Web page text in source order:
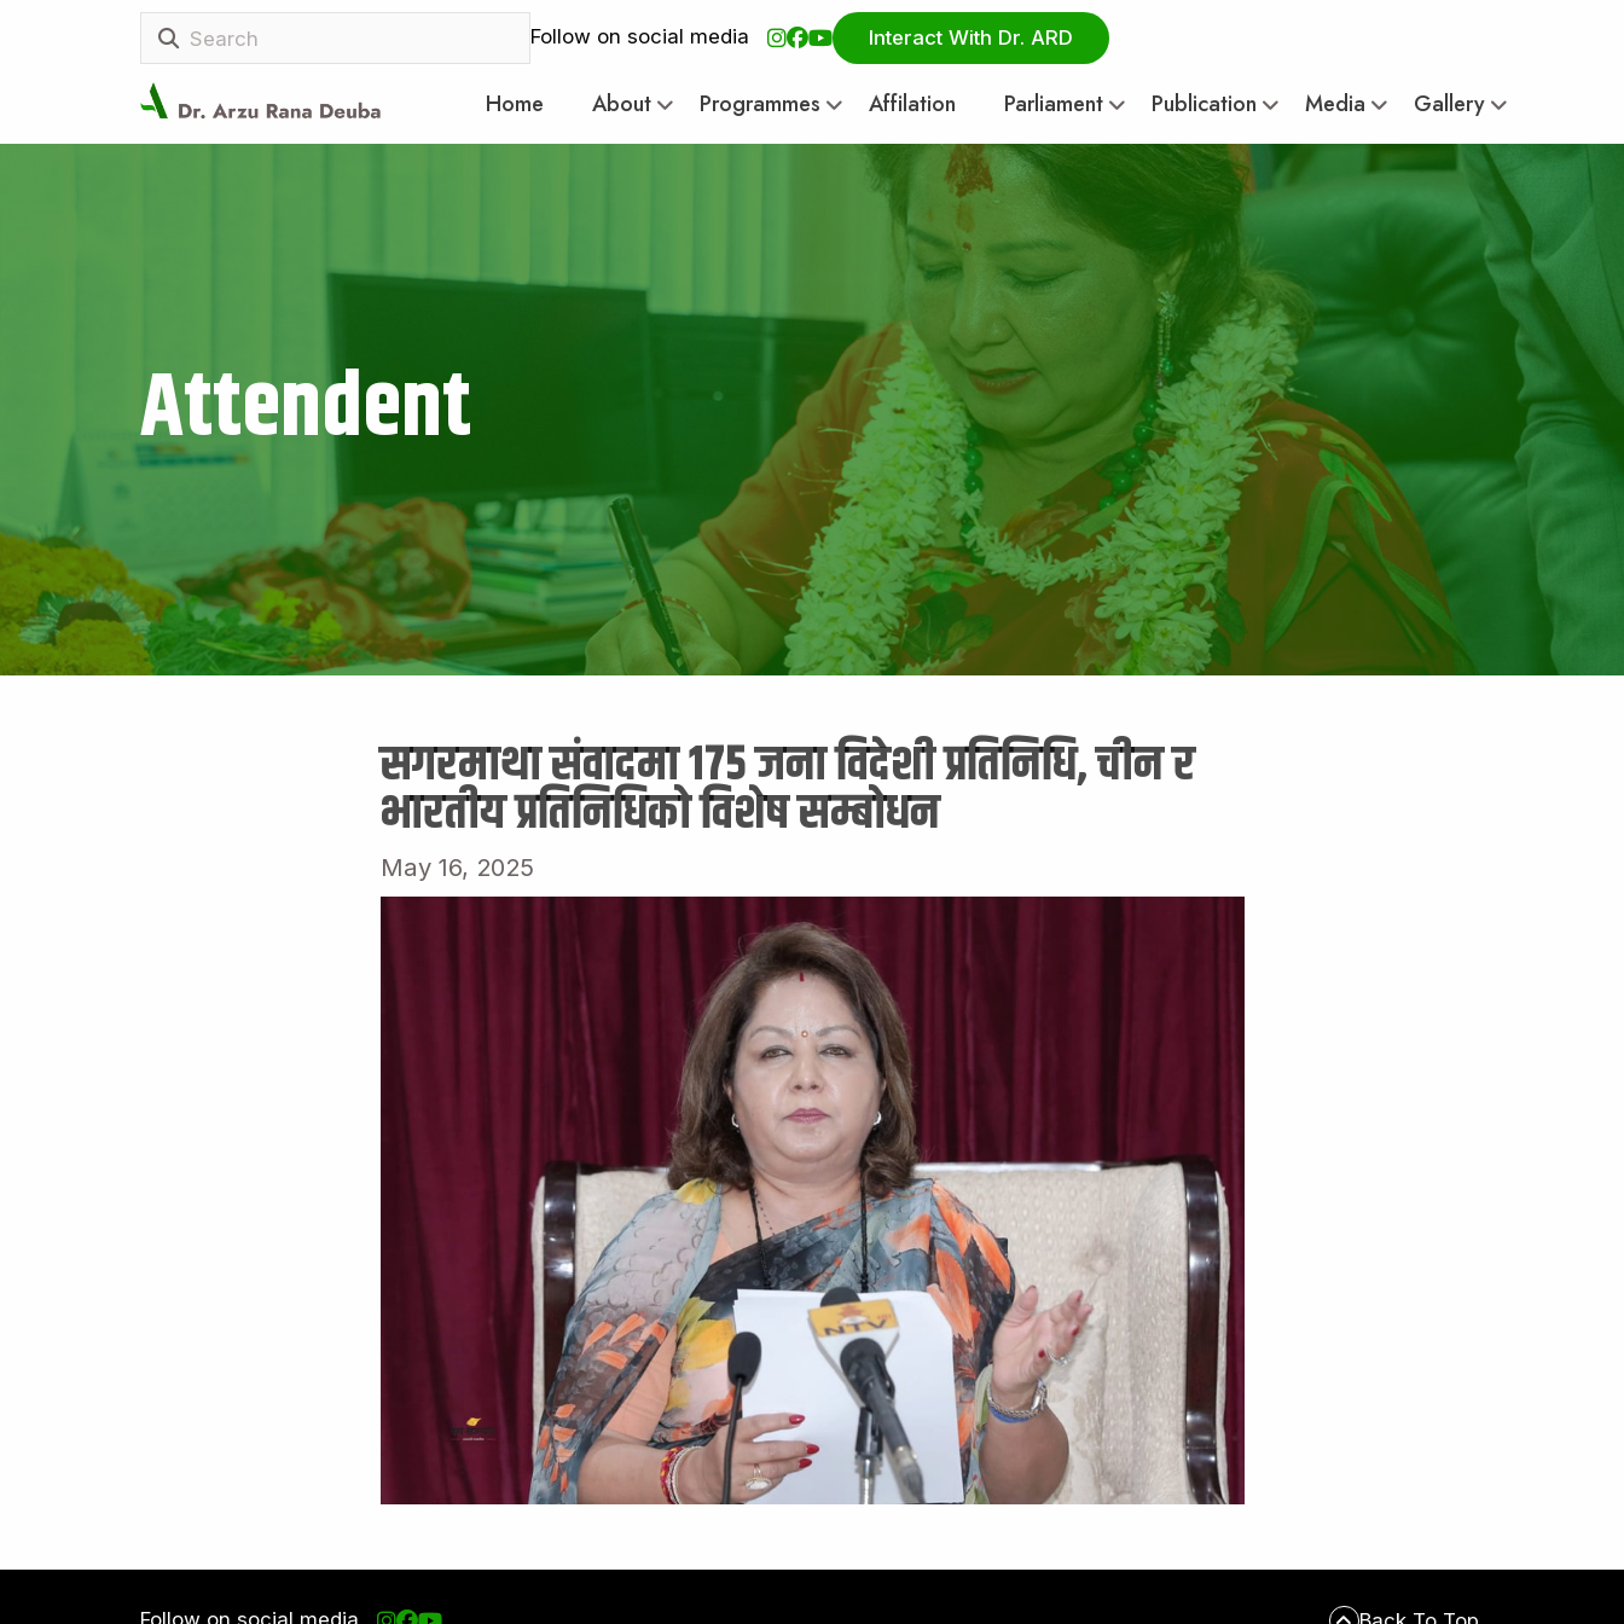
Follow on social media Interact With Dr. ARD
Home About Programmes Affilation Parliament Publication Media Gallery
Attendent
सगरमाथा संवादमा १७५ जना विदेशी प्रतिनिधि, चीन र
भारतीय प्रतिनिधिको विशेष सम्बोधन
May 16, 2025
Follow on social media